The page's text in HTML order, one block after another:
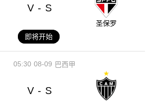
V - S
圣保罗
即将开始
08-09
05:30 巴西甲
V - S